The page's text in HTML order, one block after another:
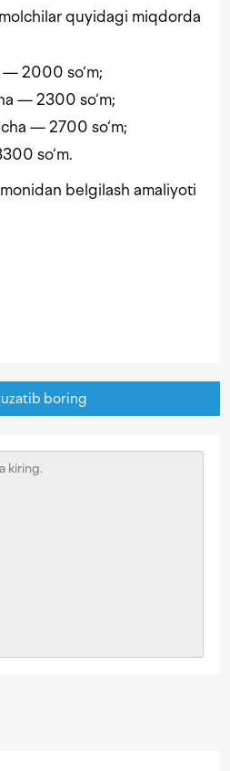
quyidagi miqdorda
2000 so‘m;
— 2300 so‘m;
— 2700 so‘m;
so‘m.
belgilash amaliyoti
boring